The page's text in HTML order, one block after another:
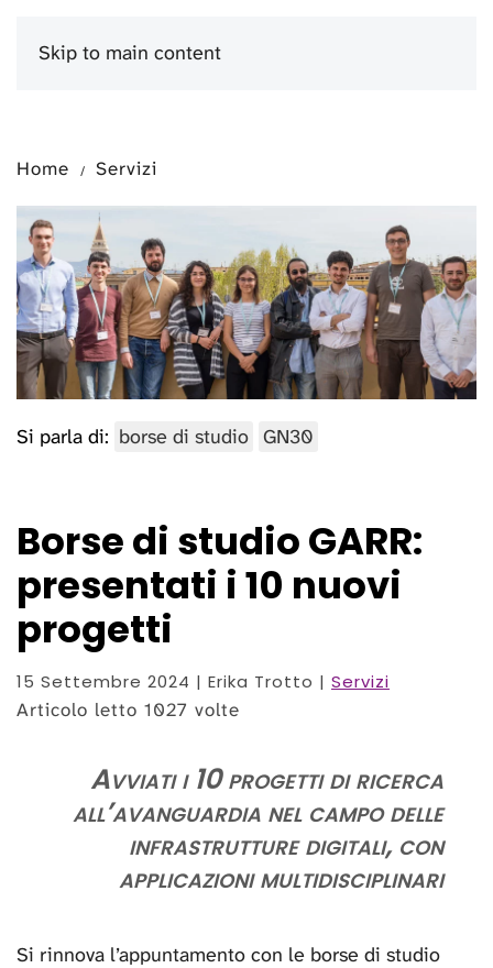
Skip to main content
Home Servizi
Si parla di: borse di studio GN30
Borse di studio GARR:
presentati i 10 nuovi
progetti
15 Settembre 2024 | Erika Trotto | Servizi
Articolo letto 1027 volte
Avviati i 10 progetti di ricerca
all’avanguardia nel campo delle
infrastrutture digitali, con
applicazioni multidisciplinari
Si rinnova l’appuntamento con le borse di studio